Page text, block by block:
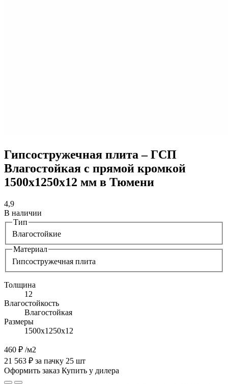
Гипсостружечная плита – ГСП
Влагостойкая с прямой кромкой
1500х1250х12 мм в Тюмени
4,9
В наличии
Тип
Влагостойкие
Материал
Гипсостружечная плита
Толщина
12
Влагостойкость
Влагостойкая
Размеры
1500х1250х12
460 ₽ /м2
21 563 ₽ за пачку 25 шт
Оформить заказ Купить у дилера